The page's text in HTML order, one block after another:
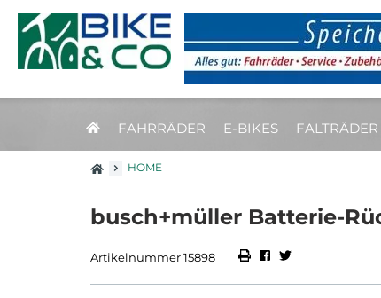
FAHRRÄDER E-BIKES FALTRÄDER
HOME
busch+müller Batterie-
Artikelnummer 15898